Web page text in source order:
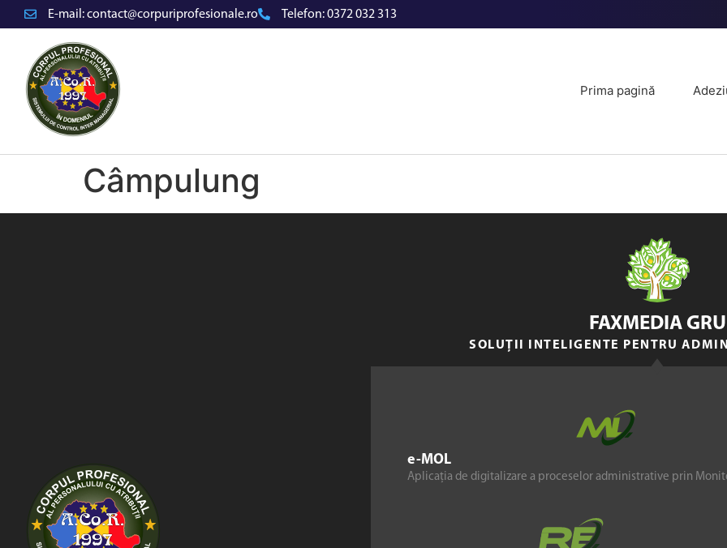
E-mail:contact@corpuriprofesionale.ro Telefon:0372 032 313
Prima pagină
Câmpulung
e-MOL
Aplicația de digitalizare a proceselor administrative prin
FAXMEDIA
SOLUȚII INTELIGENTE PENTRU